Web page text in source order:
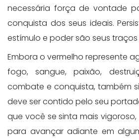
necessária força de vontade
conquista dos seus ideais.
estímulo e poder são seus
Embora o vermelho represente
fogo, sangue, paixão,
combate e conquista, também
deve ser contido pelo seu
que você se sinta mais
para avançar adiante em